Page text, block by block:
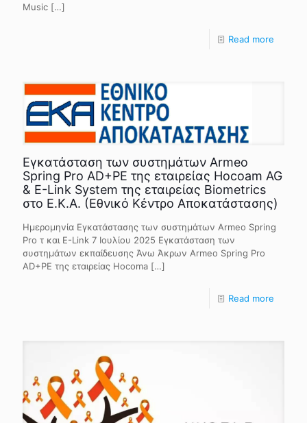
Music […]
Read more
Εγκατάσταση των συστημάτων Armeo
Spring Pro AD+PE της εταιρείας Hocoam AG
& E-Link System της εταιρείας Biometrics
στο Ε.Κ.Α. (Εθνικό Κέντρο Αποκατάστασης)
Ημερομηνία Εγκατάστασης των συστημάτων Armeo Spring
Pro τ και E-Link 7 Ιουλίου 2025 Eγκατάσταση των
συστημάτων εκπαίδευσης Άνω Άκρων Armeo Spring Pro
AD+PE της εταιρείας Hocoma […]
Read more